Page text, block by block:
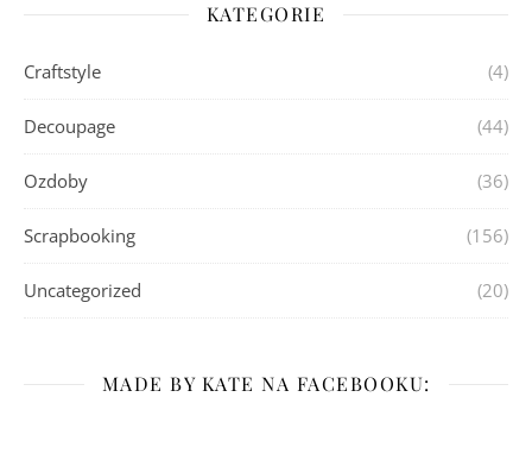
KATEGORIE
Craftstyle (4)
Decoupage (44)
Ozdoby (36)
Scrapbooking (156)
Uncategorized (20)
MADE BY KATE NA FACEBOOKU: